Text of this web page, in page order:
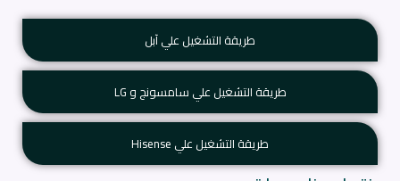
طريقة التشغيل علي آبل
طريقة التشغيل علي سامسونج و LG
طريقة التشغيل علي Hisense